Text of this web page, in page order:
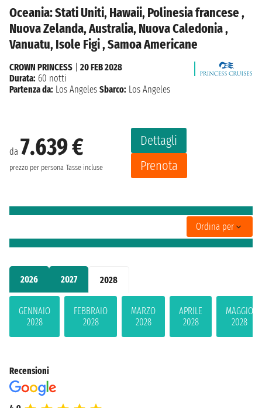
2026 2027 2028
GENNAIO
2028
FEBBRAIO
2028
MARZO
2028
APRILE
2028
MAGGIO
2028
Oceania: Stati Uniti, Hawaii, Polinesia francese ,
Nuova Zelanda, Australia, Nuova Caledonia ,
Vanuatu, Isole Figi , Samoa Americane
da 7.639 €
prezzo per persona Tasse incluse
Dettagli
Prenota
CROWN PRINCESS
20 FEB 2028
Durata: 60 notti
Partenza da: Los Angeles Sbarco: Los Angeles
Ordina per
Recensioni